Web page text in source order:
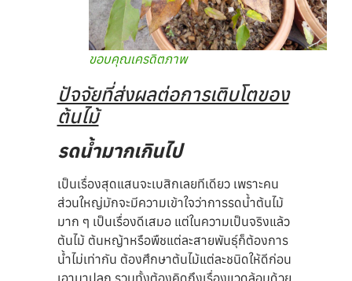
ขอบคุณเครดิตภาพ
ปัจจัยที่ส่งผลต่อการเติบโตของ
ต้นไม้
รดน้ำมากเกินไป
เป็นเรื่องสุดแสนจะเบสิกเลยทีเดียว เพราะคน
ส่วนใหญ่มักจะมีความเข้าใจว่าการรดน้ำต้นไม้
มาก ๆ เป็นเรื่องดีเสมอ แต่ในความเป็นจริงแล้ว
ต้นไม้ ต้นหญ้าหรือพืชแต่ละสายพันธุ์ก็ต้องการ
น้ำไม่เท่ากัน ต้องศึกษาต้นไม้แต่ละชนิดให้ดีก่อน